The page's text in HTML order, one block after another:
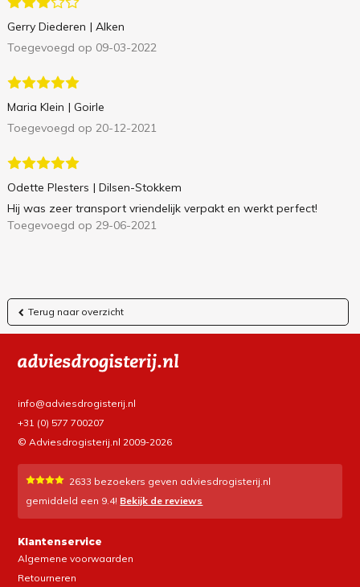
Gerry Diederen | Alken
Toegevoegd op 09-03-2022
Maria Klein | Goirle
Toegevoegd op 20-12-2021
Odette Plesters | Dilsen-Stokkem
Hij was zeer transport vriendelijk verpakt en werkt perfect!
Toegevoegd op 29-06-2021
Terug naar overzicht
info@adviesdrogisterij.nl
+31 (0) 577 700207
© Adviesdrogisterij.nl 2009-2026
2633 bezoekers geven adviesdrogisterij.nl
gemiddeld een 9.4! Bekijk de reviews
Klantenservice
Algemene voorwaarden
Retourneren